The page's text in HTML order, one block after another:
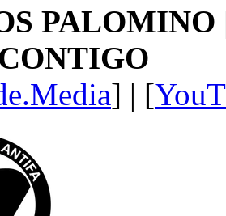
PALOMINO
] | [